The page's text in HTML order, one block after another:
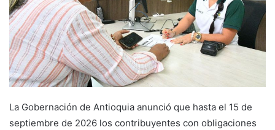
La Gobernación de Antioquia anunció que hasta el 15 de
septiembre de 2026 los contribuyentes con obligaciones